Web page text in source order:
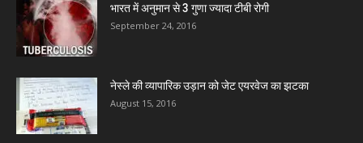
Admac Group Companies
Deep Shree Pharmaceuticals
Zumentes Healthcare
भारत में अनुमान से 3 गुणा ज्यादा टीबी रोगी
September 24, 2016
नेस्ले की व्यापारिक उड़ान को जेट एयरवेज का झटका
August 15, 2016